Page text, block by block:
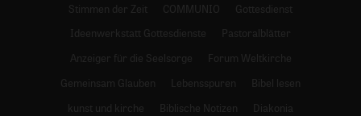
Stimmen der Zeit
COMMUNIO
Gottesdienst
Ideenwerkstatt Gottesdienste
Pastoralblätter
Anzeiger für die Seelsorge
Forum Weltkirche
Gemeinsam Glauben
Lebensspuren
Bibel lesen
kunst und kirche
Biblische Notizen
Diakonia